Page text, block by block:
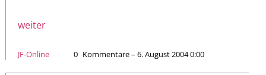
weiter
JF-Online 0 Kommentare – 6. August 2004 0:00